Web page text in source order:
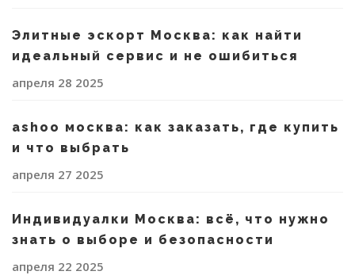
Элитные эскорт Москва: как найти
идеальный сервис и не ошибиться
апреля 28 2025
ashoo москва: как заказать, где купить
и что выбрать
апреля 27 2025
Индивидуалки Москва: всё, что нужно
знать о выборе и безопасности
апреля 22 2025